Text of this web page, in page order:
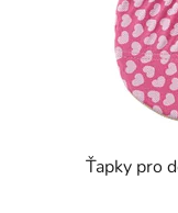
Ťapky pro